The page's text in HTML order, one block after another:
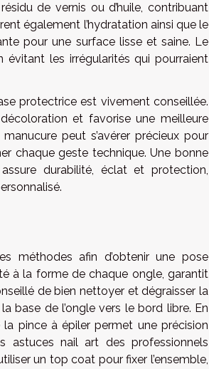
de vernis ou d’huile, contribuant
également l’hydratation ainsi que le
pour une surface lisse et saine. Le
les irrégularités qui pourraient
protectrice est vivement conseillée.
et favorise une meilleure
peut s’avérer précieux pour
chaque geste technique. Une bonne
durabilité, éclat et protection,
méthodes afin d’obtenir une pose
à la forme de chaque ongle, garantit
de bien nettoyer et dégraisser la
base de l’ongle vers le bord libre. En
pince à épiler permet une précision
astuces nail art des professionnels
un top coat pour fixer l’ensemble,